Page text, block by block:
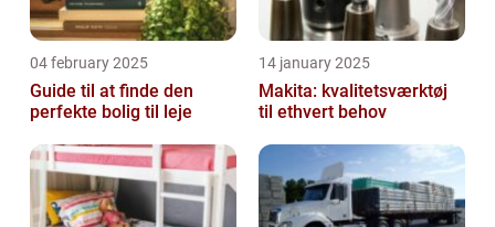
04 february 2025
Guide til at finde den
perfekte bolig til leje
14 january 2025
Makita: kvalitetsværktøj
til ethvert behov